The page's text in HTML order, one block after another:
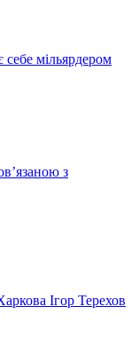
мільярдером
з
Ігор Терехов